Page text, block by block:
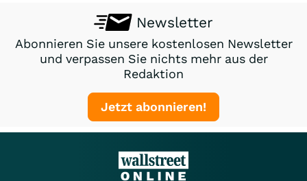
Newsletter
Abonnieren Sie unsere kostenlosen Newsletter
und verpassen Sie nichts mehr aus der
Redaktion
Jetzt abonnieren!